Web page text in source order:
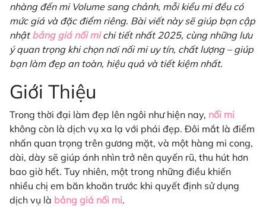
nhàng đến mi Volume sang chảnh, mỗi kiểu mi đều có
mức giá và đặc điểm riêng. Bài viết này sẽ giúp bạn cập
nhậtbảng giá nối michi tiết nhất 2025, cùng những lưu
ý quan trọng khi chọn nơi nối mi uy tín, chất lượng – giúp
bạn làm đẹp an toàn, hiệu quả và tiết kiệm nhất.
Giới Thiệu
Trong thời đại làm đẹp lên ngôi như hiện nay, nối mi
không còn là dịch vụ xa lạ với phái đẹp. Đôi mắt là điểm
nhấn quan trọng trên gương mặt, và một hàng mi cong,
dài, dày sẽ giúp ánh nhìn trở nên quyến rũ, thu hút hơn
bao giờ hết. Tuy nhiên, một trong những điều khiến
nhiều chị em băn khoăn trước khi quyết định sử dụng
dịch vụ là bảng giá nối mi.